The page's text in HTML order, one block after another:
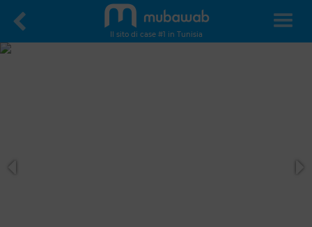
Il sito di case #1 in Tunisia